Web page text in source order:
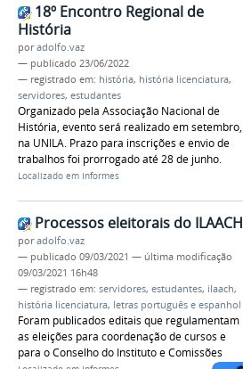
18º Encontro Regional de
História
poradolfo.vaz
— publicado 23/06/2022
— registrado em: história, história licenciatura,
servidores, estudantes
Organizado pela Associação Nacional de
História, evento será realizado em setembro,
na UNILA. Prazo para inscrições e envio de
trabalhos foi prorrogado até 28 de junho.
Localizado em Informes
Processos eleitorais do ILAACH
poradolfo.vaz
— publicado 09/03/2021 — última modificação
09/03/2021 16h48
— registrado em: servidores, estudantes, ilaach,
história licenciatura, letras português e espanhol
Foram publicados editais que regulamentam
as eleições para coordenação de cursos e
para o Conselho do Instituto e Comissões